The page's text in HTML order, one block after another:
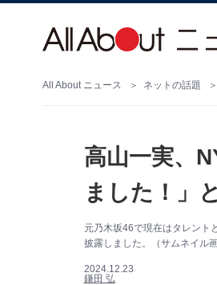
All About ニュース ネットの話題
高山一実、
ました！」
元乃木坂46で現在はタレント
披露しました。（サムネイル
2024.12.23
鎌田 弘